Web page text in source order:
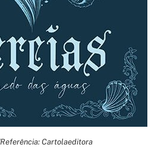
Cartolaeditora